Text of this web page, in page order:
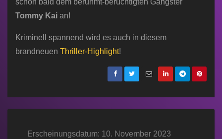
schon bald dem berühmt-berüchtigten Gangster
Tommy Kai an!
Kriminell spannend wird es auch in diesem
brandneuen Thriller-Highlight!
Erscheinungsdatum: 10. November 2023